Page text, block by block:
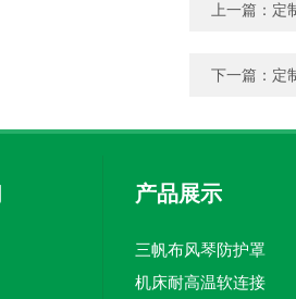
上一篇： 定
下一篇： 定
产品展示
三帆布风琴防护罩
机床耐高温软连接